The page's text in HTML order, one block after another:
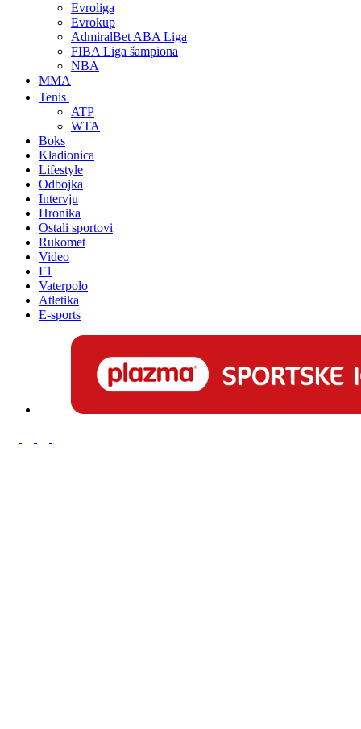
Evroliga
Evrokup
AdmiralBet ABA Liga
FIBA Liga šampiona
NBA
MMA
Tenis
ATP
WTA
Boks
Kladionica
Lifestyle
Odbojka
Intervju
Hronika
Ostali sportovi
Rukomet
Video
F1
Vaterpolo
Atletika
E-sports